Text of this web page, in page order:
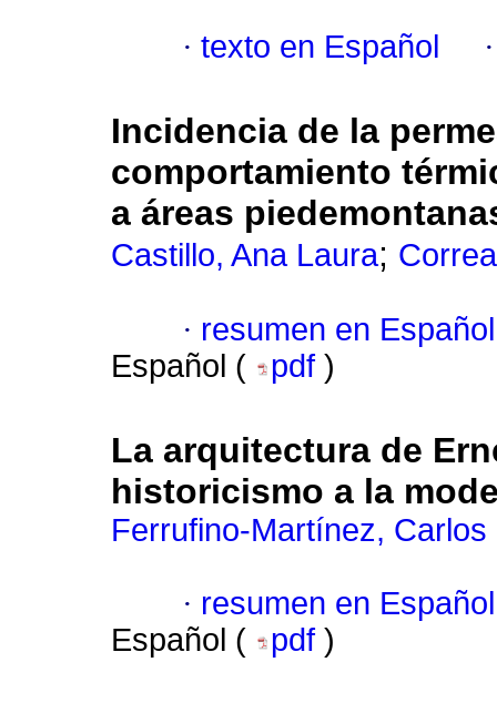
· texto en Español
Incidencia de la
comportamiento
a áreas
Castillo, Ana Laura;
· resumen en Español
Español (
pdf )
La arquitectura de
historicismo a la
Ferrufino-Martínez, Carlos
· resumen en Español
Español (
pdf )